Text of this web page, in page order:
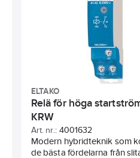
ELTAKO
Relä för höga
KRW
Art. nr.: 4001632
Modern hybridteknik som
de bästa fördelarna från